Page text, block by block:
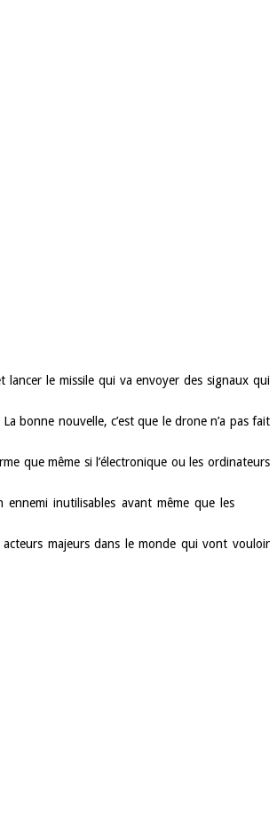
lancer le missile qui va envoyer des signaux qui
bonne nouvelle, c’est que le drone n’a pas fait
que même si l’électronique ou les ordinateurs
inutilisables avant même que les
majeurs dans le monde qui vont vouloir